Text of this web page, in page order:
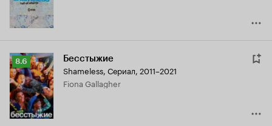
Рейтинг
Кинопоиска
8.6
8.6 Бесстыжие
Shameless, Сериал, 2011–2021
Fiona Gallagher